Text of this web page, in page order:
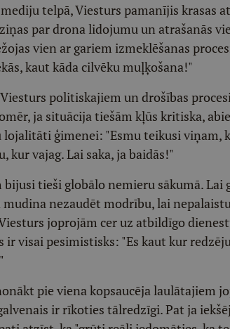
telpā, Viesturs pamanījis krasas
par drona lidojumu un atrašanās
vien ar gariem izmeklēšanas
kaut kāda cilvēku muļķošana!"
politiskajiem un drošības
ja situācija tiešām kļūs kritiska,
ģimenei: "Esmu teikusi viņam,
kur vajag. Lai saka, ja baidās!"
tieši globālo nemieru sākumā. Lai
nezaudēt modrību, lai
joprojām cer uz atbildīgo
visai pesimistisks: "Es kaut kur
pie viena kopsaucēja laulātajiem
ir rīkoties tālredzīgi. Pat ja